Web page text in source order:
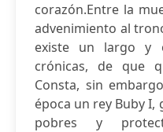
corazón.Entre la
advenimiento al
existe un largo y
crónicas, de que
Consta, sin
época un rey Buby
pobres y